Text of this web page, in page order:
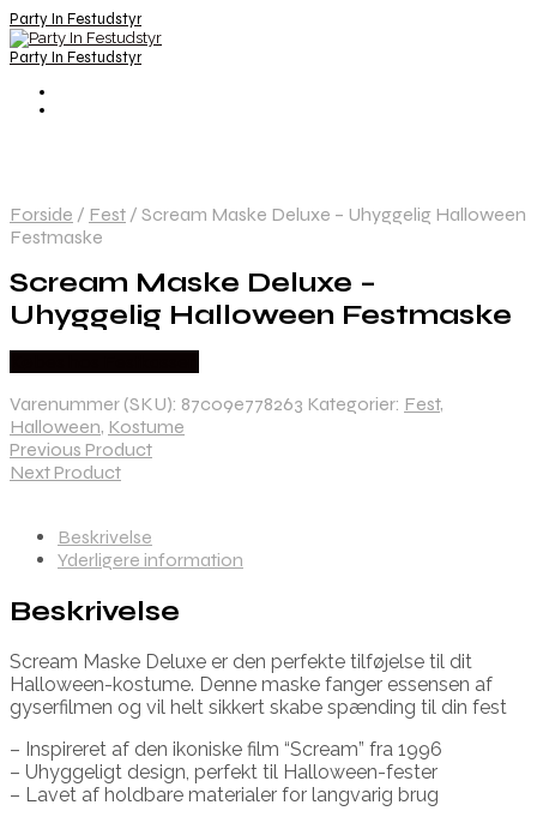
Party In Festudstyr
Party In Festudstyr
Forside / Fest / Scream Maske Deluxe – Uhyggelig Halloween
Festmaske
Scream Maske Deluxe –
Uhyggelig Halloween Festmaske
Varenummer (SKU): 87c09e778263 Kategorier: Fest,
Halloween, Kostume
Previous Product
Next Product
Beskrivelse
Yderligere information
Beskrivelse
Scream Maske Deluxe er den perfekte tilføjelse til dit
Halloween-kostume. Denne maske fanger essensen af
gyserfilmen og vil helt sikkert skabe spænding til din fest
– Inspireret af den ikoniske film “Scream” fra 1996
– Uhyggeligt design, perfekt til Halloween-fester
– Lavet af holdbare materialer for langvarig brug